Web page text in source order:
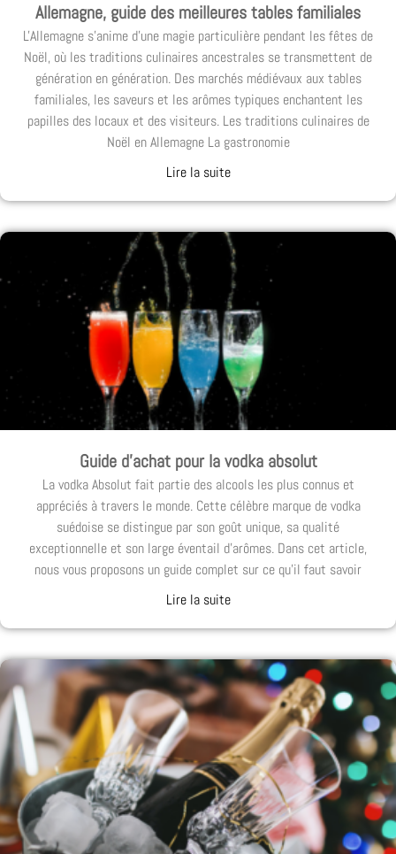
Allemagne, guide des meilleures tables familiales
L'Allemagne s'anime d'une magie particulière pendant les fêtes de
Noël, où les traditions culinaires ancestrales se transmettent de
génération en génération. Des marchés médiévaux aux tables
familiales, les saveurs et les arômes typiques enchantent les
papilles des locaux et des visiteurs. Les traditions culinaires de
Noël en Allemagne La gastronomie
Lire la suite
Guide d’achat pour la vodka absolut
La vodka Absolut fait partie des alcools les plus connus et
appréciés à travers le monde. Cette célèbre marque de vodka
suédoise se distingue par son goût unique, sa qualité
exceptionnelle et son large éventail d’arômes. Dans cet article,
nous vous proposons un guide complet sur ce qu’il faut savoir
Lire la suite